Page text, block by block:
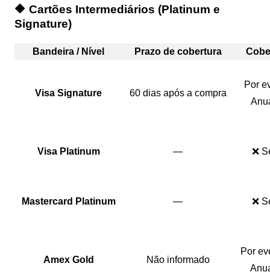
🔶 Cartões Intermediários (Platinum e
Signature)
Bandeira / Nível Prazo de cobertura
Visa Signature 60 dias após a compra
Por
Visa Platinum — ❌
Mastercard Platinum — ❌
Amex Gold Não informado
Por